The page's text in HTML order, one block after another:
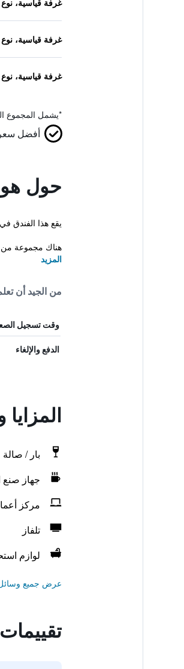
غرفة قياسية،
غرفة قياسية،
غرفة قياسية،
*يشمل المجموع
أفضل سعر
حول
يقع هذا الفندق في Amsterdam-Zuid امستردام، و يوفر غرفة اجتماعات، تأجير دراجات واستقبال على مدار الساعة. يقدم الفندق إقامة ذات 3 نجوم وغرفاً مكيفة.
هناك مجموعة من
المزيد
من الجيد أن
وقت تسجيل
الدفع والإلغاء
بار / صالة
جهاز صنع
مركز
تلفاز
لوازم
عرض جميع وسائل